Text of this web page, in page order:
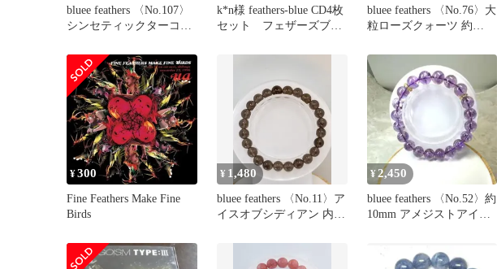
bluee feathers 〈No.107〉
シンセティックターコイ
k*n様 feathers-blue CD4枚
セット フェザーズブル
bluee feathers 〈No.76〉大
粒ローズクォーツ 約
¥300
Fine Feathers Make Fine
Birds
¥ 1,480
bluee feathers 〈No.11〉ア
イスオブシディアン 内径
¥2,450
bluee feathers 〈No.52〉約
10mm アメジストアイリ